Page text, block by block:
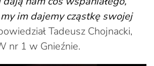
im dajemy cząstkę swojej
Tadeusz Chojnacki,
nr 1 w Gnieźnie.